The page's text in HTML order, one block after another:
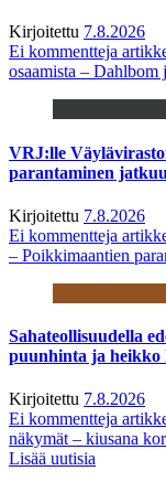
Kirjoitettu 7.8.2026
Ei kommentteja
osaamista – Dahlbom
VRJ:lle
parantaminen jatkuu
Kirjoitettu 7.8.2026
Ei kommentteja
– Poikkimaantien
Sahateollisuudella
puunhinta ja heikko
Kirjoitettu 7.8.2026
Ei kommentteja
näkymät – kiusana
Lisää uutisia